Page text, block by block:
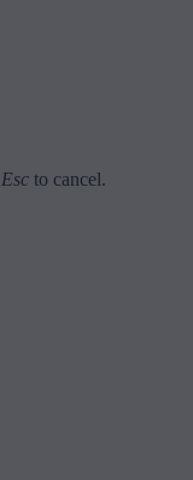
Esc to cancel.